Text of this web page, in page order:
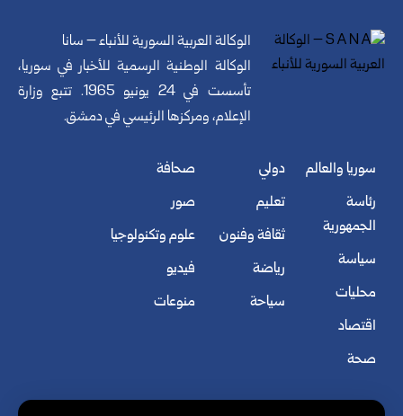
الوكالة العربية السورية للأنباء – سانا
الوكالة الوطنية الرسمية للأخبار في سوريا،
تأسست في 24 يونيو 1965. تتبع وزارة
الإعلام، ومركزها الرئيسي في دمشق.
سوريا والعالم
رئاسة
الجمهورية
سياسة
محليات
اقتصاد
صحة
دولي
تعليم
ثقافة وفنون
رياضة
سياحة
صحافة
صور
علوم وتكنولوجيا
فيديو
منوعات